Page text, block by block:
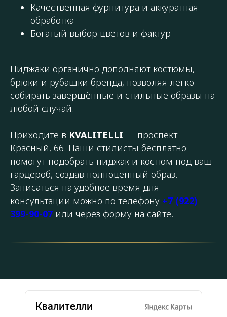
Качественная фурнитура и аккуратная
обработка
Богатый выбор цветов и фактур
Пиджаки органично дополняют костюмы,
брюки и рубашки бренда, позволяя легко
собирать завершённые и стильные образы на
любой случай.
Приходите в KVALITELLI — проспект
Красный, 66. Наши стилисты бесплатно
помогут подобрать пиджак и костюм под ваш
гардероб, создав полноценный образ.
Записаться на удобное время для
консультации можно по телефону +7 (922)
399-90-07 или через форму на сайте.